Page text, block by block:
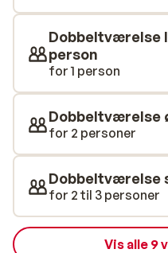
Dobbeltværelse
person
for 1 person
Dobbeltværelse
for 2 personer
Dobbeltværelse
for 2 til 3 personer
Vis alle 9